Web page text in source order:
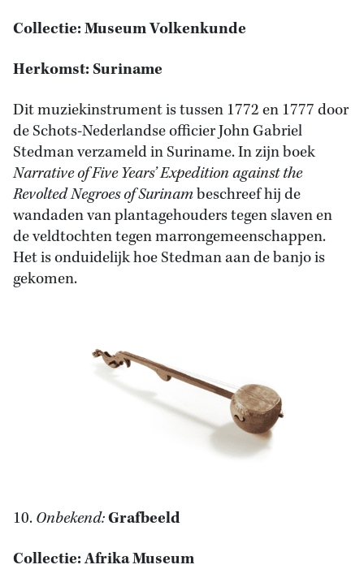
Collectie: Museum Volkenkunde
Herkomst: Suriname
Dit muziekinstrument is tussen 1772 en 1777 door
de Schots-Nederlandse officier John Gabriel
Stedman verzameld in Suriname. In zijn boek
Narrative of Five Years’ Expedition against the
Revolted Negroes of Surinambeschreef hij de
wandaden van plantagehouders tegen slaven en
de veldtochten tegen marrongemeenschappen.
Het is onduidelijk hoe Stedman aan de banjo is
gekomen.
10.Onbekend:Grafbeeld
Collectie: Afrika Museum